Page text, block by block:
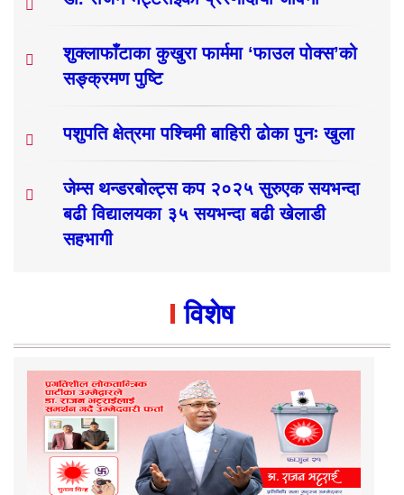
शुक्लाफाँटाका कुखुरा फार्ममा ‘फाउल पोक्स’को
सङ्क्रमण पुष्टि
पशुपति क्षेत्रमा पश्चिमी बाहिरी ढोका पुनः खुला
जेम्स थन्डरबोल्ट्स कप २०२५ सुरुएक सयभन्दा
बढी विद्यालयका ३५ सयभन्दा बढी खेलाडी
सहभागी
विशेष